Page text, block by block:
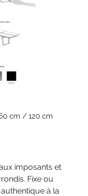
cm / 120 cm
imposants et
Fixe ou
à la